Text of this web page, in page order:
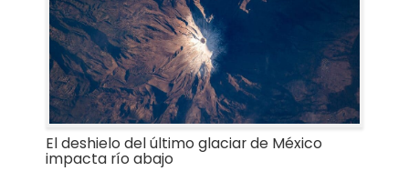
El deshielo del último glaciar de México
impacta río abajo